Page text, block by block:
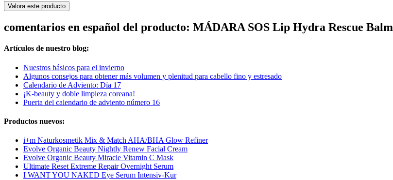
Valora este producto
comentarios en español del producto: MÁDARA SOS Lip Hydra Rescue Balm
Artículos de nuestro blog:
Nuestros básicos para el invierno
Algunos consejos para obtener más volumen y plenitud para cabello fino y estresado
Calendario de Adviento: Día 17
¡K-beauty y doble limpieza coreana!
Puerta del calendario de adviento número 16
Productos nuevos:
i+m Naturkosmetik Mix & Match AHA/BHA Glow Refiner
Evolve Organic Beauty Nightly Renew Facial Cream
Evolve Organic Beauty Miracle Vitamin C Mask
Ultimate Reset Extreme Repair Overnight Serum
I WANT YOU NAKED Eye Serum Intensiv-Kur